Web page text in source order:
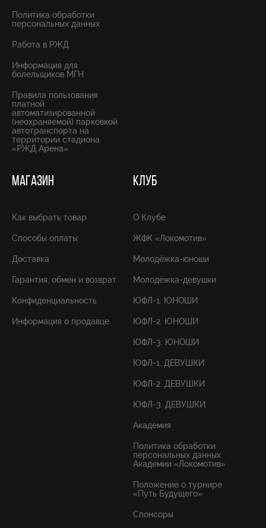
Политика обработки
персональных данных
Работа в РЖД
Информация для
болельщиков МГН
Правила пользования
платной
автоматизированной
(неохраняемой) парковкой
автотранспорта на
территории стадиона
«РЖД Арена»
МАГАЗИН
Как выбрать товар
Способы оплаты
Доставка
Гарантия, обмен и возврат
Конфиденциальность
Информация о продавце
КЛУБ
О Клубе
ЖФК «Локомотив»
Молодёжка-юноши
Молодёжка-девушки
ЮФЛ-1. ЮНОШИ
ЮФЛ-2. ЮНОШИ
ЮФЛ-3. ЮНОШИ
ЮФЛ-1. ДЕВУШКИ
ЮФЛ-2. ДЕВУШКИ
ЮФЛ-3. ДЕВУШКИ
Академия
Политика обработки
персональных данных
Академии «Локомотив»
Положение о турнире
«Путь Будущего»
Спонсоры